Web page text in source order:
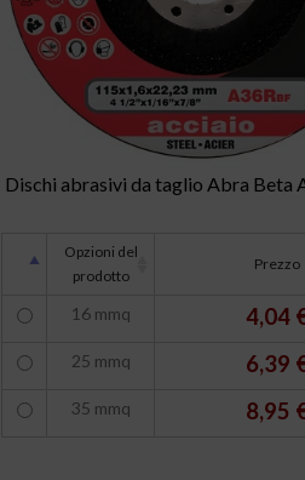
Dischi abrasivi da taglio Abra Beta
Opzioni del
prodotto
Prezzo
16 mmq 4,04
25 mmq 6,39
35 mmq 8,95